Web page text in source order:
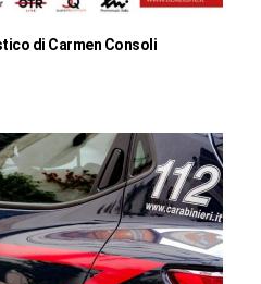
di Carmen Consoli